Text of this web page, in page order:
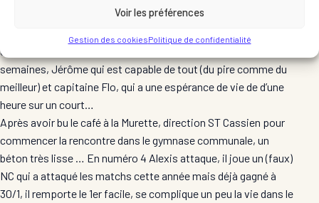
Voir les préférences
Gestion des cookiesPolitique de confidentialité
On est donc une belle équipe de guenille (Dixit Jérôme) avec
en match, Yoann qui n’a pas touché une raquette depuis 3
semaines, Jérôme qui est capable de tout (du pire comme du
meilleur) et capitaine Flo, qui a une espérance de vie de d’une
heure sur un court…
Après avoir bu le café à la Murette, direction ST Cassien pour
commencer la rencontre dans le gymnase communale, un
béton très lisse … En numéro 4 Alexis attaque, il joue un (faux)
NC qui a attaqué les matchs cette année mais déjà gagné à
30/1, il remporte le 1er facile, se complique un peu la vie dans le